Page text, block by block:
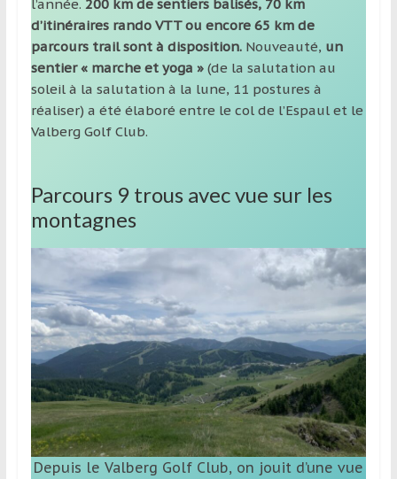
l’année. 200 km de sentiers balisés, 70 km
d’itinéraires rando VTT ou encore 65 km de
parcours trail sont à disposition.Nouveauté, un
sentier « marche et yoga » (de la salutation au
soleil à la salutation à la lune, 11 postures à
réaliser) a été élaboré entre le col de l’Espaul et le
Valberg Golf Club.
Parcours 9 trous avec vue sur les
montagnes
Depuis le Valberg Golf Club, on jouit d’une vue